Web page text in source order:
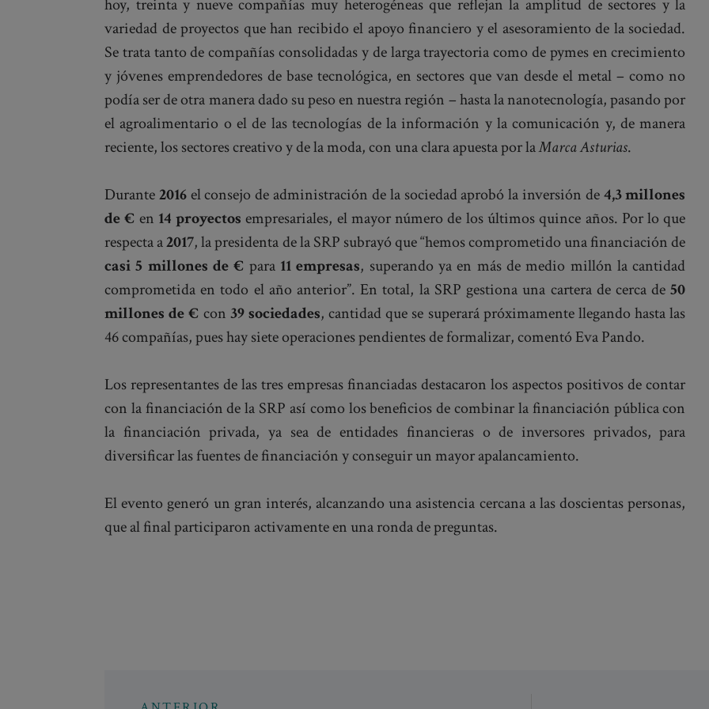
hoy, treinta y nueve compañías muy heterogéneas que reflejan la amplitud de sectores y la
variedad de proyectos que han recibido el apoyo financiero y el asesoramiento de la sociedad.
Se trata tanto de compañías consolidadas y de larga trayectoria como de pymes en crecimiento
y jóvenes emprendedores de base tecnológica, en sectores que van desde el metal – como no
podía ser de otra manera dado su peso en nuestra región – hasta la nanotecnología, pasando por
el agroalimentario o el de las tecnologías de la información y la comunicación y, de manera
reciente, los sectores creativo y de la moda, con una clara apuesta por laMarca Asturias.
Durante2016el consejo de administración de la sociedad aprobó la inversión de4,3 millones
de € en 14 proyectos empresariales, el mayor número de los últimos quince años. Por lo que
respecta a2017, la presidenta de la SRP subrayó que “hemos comprometido una financiación de
casi 5 millones de € para11 empresas, superando ya en más de medio millón la cantidad
comprometida en todo el año anterior”. En total, la SRP gestiona una cartera de cerca de50
millones de € con 39 sociedades, cantidad que se superará próximamente llegando hasta las
46 compañías, pues hay siete operaciones pendientes de formalizar, comentó Eva Pando.
Los representantes de las tres empresas financiadas destacaron los aspectos positivos de contar
con la financiación de la SRP así como los beneficios de combinar la financiación pública con
la financiación privada, ya sea de entidades financieras o de inversores privados, para
diversificar las fuentes de financiación y conseguir un mayor apalancamiento.
El evento generó un gran interés, alcanzando una asistencia cercana a las doscientas personas,
que al final participaron activamente en una ronda de preguntas.